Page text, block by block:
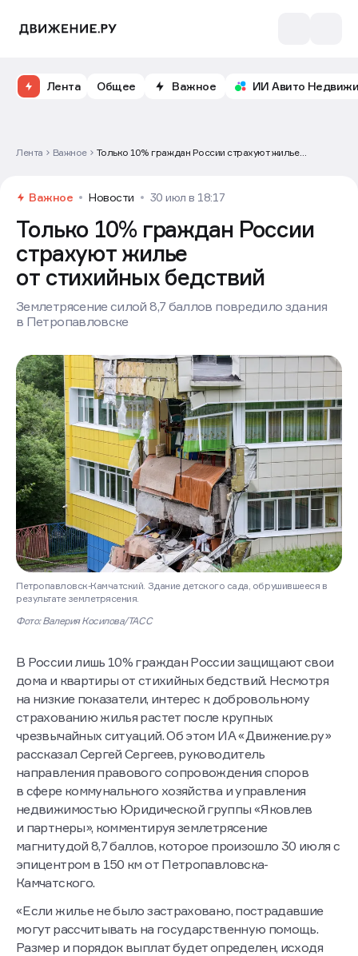
Лента Общее Важное ИИ Авито
Лента Важное
Только 10% граждан России страхуют жилье
Важное Новости 30 июл в 18:17
Только 10% граждан России
страхуют жилье
от стихийных бедствий
Землетрясение силой 8,7 баллов повредило здания
в Петропавловске
Петропавловск-Камчатский. Здание детского сада, обрушившееся в
результате землетрясения.
Фото: Валерия Косилова/ТАСС
В России лишь 10% граждан России защищают свои
дома и квартиры от стихийных бедствий. Несмотря
на низкие показатели, интерес к добровольному
страхованию жилья растет после крупных
чрезвычайных ситуаций. Об этом ИА «Движение.ру»
рассказал Сергей Сергеев, руководитель
направления правового сопровождения споров
в сфере коммунального хозяйства и управления
недвижимостью Юридической группы «Яковлев
и партнеры», комментируя землетрясение
магнитудой 8,7 баллов, которое произошло 30 июля с
эпицентром в 150 км от Петропавловска-
Камчатского.
«Если жилье не было застраховано, пострадавшие
могут рассчитывать на государственную помощь.
Размер и порядок выплат будет определен, исходя